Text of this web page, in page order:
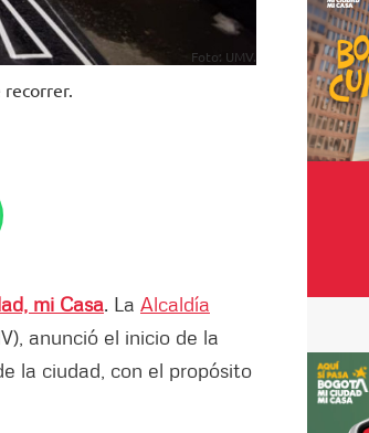
Foto: UMV.
recorrer.
mi Casa. La Alcaldía
anunció el inicio de la
la ciudad, con el propósito